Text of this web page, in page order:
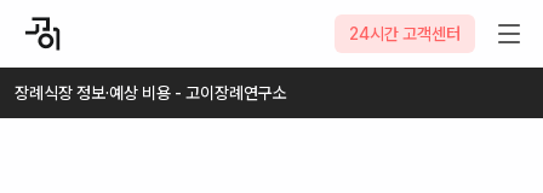
24시간 고객센터
2026-08-07
장례식장 정보·예상 비용 - 고이장례연구소